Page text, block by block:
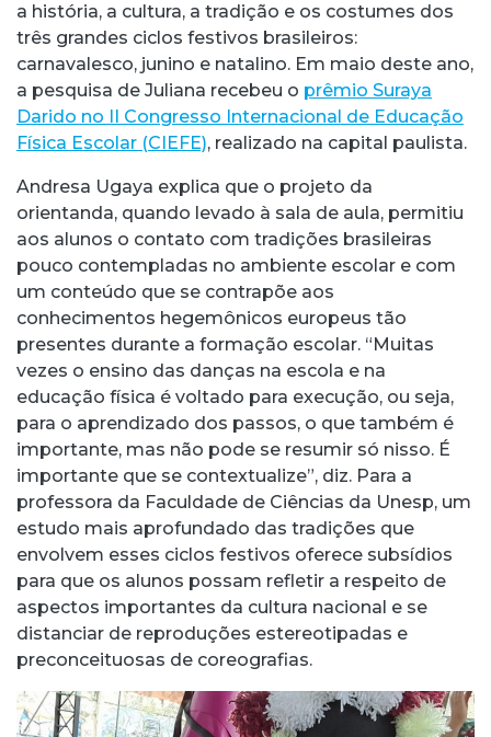
a história, a cultura, a tradição e os costumes dos
três grandes ciclos festivos brasileiros:
carnavalesco, junino e natalino. Em maio deste ano,
a pesquisa de Juliana recebeu o prêmio Suraya
Darido no II Congresso Internacional de Educação
Física Escolar (CIEFE), realizado na capital paulista.
Andresa Ugaya explica que o projeto da
orientanda, quando levado à sala de aula, permitiu
aos alunos o contato com tradições brasileiras
pouco contempladas no ambiente escolar e com
um conteúdo que se contrapõe aos
conhecimentos hegemônicos europeus tão
presentes durante a formação escolar. “Muitas
vezes o ensino das danças na escola e na
educação física é voltado para execução, ou seja,
para o aprendizado dos passos, o que também é
importante, mas não pode se resumir só nisso. É
importante que se contextualize”, diz. Para a
professora da Faculdade de Ciências da Unesp, um
estudo mais aprofundado das tradições que
envolvem esses ciclos festivos oferece subsídios
para que os alunos possam refletir a respeito de
aspectos importantes da cultura nacional e se
distanciar de reproduções estereotipadas e
preconceituosas de coreografias.